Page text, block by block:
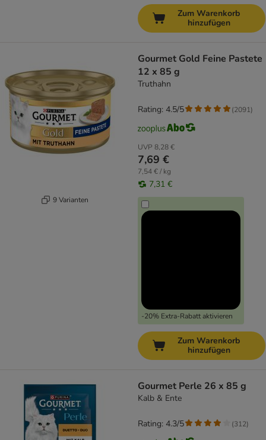
Zum Warenkorb
hinzufügen
9 Varianten
Gourmet Gold Feine Pastete
12 x 85 g
Truthahn
UVP 8,28 €
7,69 €
7,54 € / kg
7,31 €
-20% Extra-Rabatt aktivieren
Rating: 4.5/5 (2091)
Zum Warenkorb
hinzufügen
Gourmet Perle 26 x 85 g
Kalb & Ente
Rating: 4.3/5 (312)